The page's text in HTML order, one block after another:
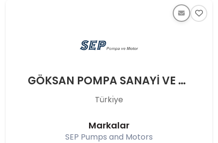
GÖKSAN POMPA SANAYİ VE TİC. A.Ş.
Türkı̇ye
Markalar
SEP Pumps and Motors